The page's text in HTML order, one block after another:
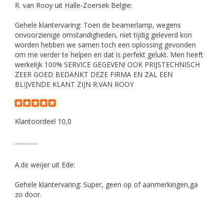
R. van Rooy uit Halle-Zoersek Belgie:
Gehele klantervaring: Toen de beamerlamp, wegens
onvoorzienige omstandigheden, niet tijdig geleverd kon
worden hebben we samen toch een oplossing gevonden
om me verder te helpen en dat is perfekt gelukt. Men heeft
werkelijk 100% SERVICE GEGEVEN! OOK PRIJSTECHNISCH
ZEER GOED BEDANKT DEZE FIRMA EN ZAL EEN
BLIJVENDE KLANT ZIJN R.VAN ROOY
Klantoordeel 10,0
---------
A.de weijer uit Ede:
Gehele klantervaring: Super, geen op of aanmerkingen,ga
zo door.